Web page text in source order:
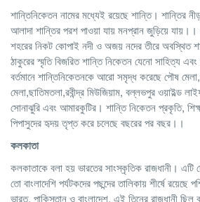
শান্তিনিকেতন নামের মধ্যেই রয়েছে শান্তি। শান্তির
আলাদা শান্তির পরশ পাওয়া যায় মনপ্রান জুড়িয়ে যায়।।
শহরের নিকট কোপাই নদী ও অজয় নদের তীরে অবস্থিত
ঠাকুরের স্মৃতি বিজরিত শান্তি নিকেতন যেনো সাহিত্য
বর্তমানে শান্তিনিকেতনকে আরো সমৃদ্ধ করেছে পৌষ
মেলা,ছাতিমতলা,রবীন্দ্র মিউজিয়াম, বল্লভপুর ওয়াইল্ড
সোনাঝুরি এবং আমারকুটির। শান্তি নিকেতন প্রকৃতি,
পিপাসুদের হৃদয় তৃপ্ত করে চলেছে বছরের পর বছর।।
কলকাতা
কলকাতাকে বলা হয় ভারতের সাংস্কৃতিক রাজধানী। এটি
তো বাংলাদেশি পর্যটকদের পছন্দের তালিকায় শীর্ষে রয়েছে
ভারত, পাকিস্তান ও বাংলাদেশ, এই তিনের রাজধানী